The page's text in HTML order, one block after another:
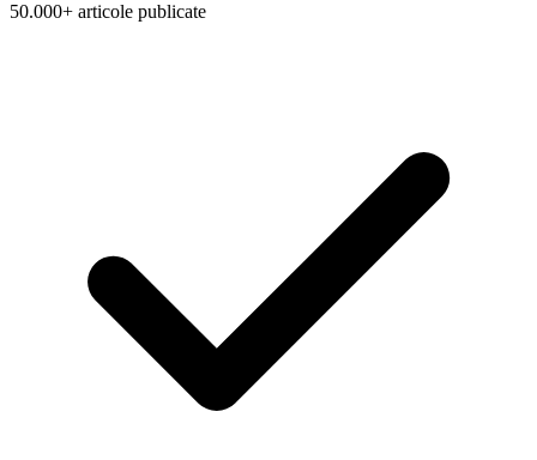
50.000+ articole publicate